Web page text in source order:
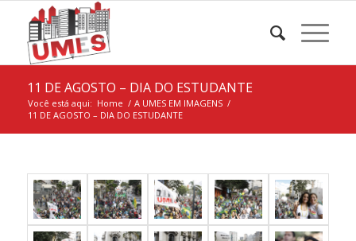
11 DE AGOSTO – DIA DO ESTUDANTE
Você está aqui: Home / A UMES EM IMAGENS /
11 DE AGOSTO – DIA DO ESTUDANTE